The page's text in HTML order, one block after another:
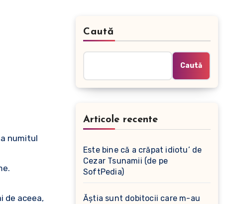
numitul
de aceea,
Caută
Caută
Articole recente
Este bine că a crăpat idiotu’ de
Cezar Tsunamii (de pe
SoftPedia)
Ăștia sunt dobitocii care m-au